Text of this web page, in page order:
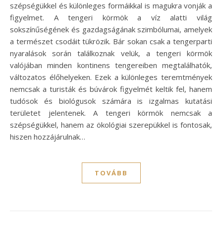
szépségükkel és különleges formáikkal is magukra vonják a
figyelmet. A tengeri körmök a víz alatti világ
sokszínűségének és gazdagságának szimbólumai, amelyek
a természet csodáit tükrözik. Bár sokan csak a tengerparti
nyaralások során találkoznak velük, a tengeri körmök
valójában minden kontinens tengereiben megtalálhatók,
változatos élőhelyeken. Ezek a különleges teremtmények
nemcsak a turisták és búvárok figyelmét keltik fel, hanem
tudósok és biológusok számára is izgalmas kutatási
területet jelentenek. A tengeri körmök nemcsak a
szépségükkel, hanem az ökológiai szerepükkel is fontosak,
hiszen hozzájárulnak…
TOVÁBB